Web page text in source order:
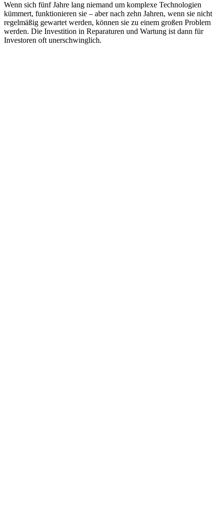
Wenn sich fünf Jahre lang niemand um komplexe Technologien
kümmert, funktionieren sie – aber nach zehn Jahren, wenn sie nicht
regelmäßig gewartet werden, können sie zu einem großen Problem
werden. Die Investition in Reparaturen und Wartung ist dann für
Investoren oft unerschwinglich.